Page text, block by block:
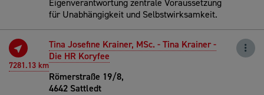
für Unabhängigkeit und Selbstwirksamkeit.
7281.13 km
Tina Josefine Krainer, MSc. - Tina Krainer -
Die HR Koryfee
Römerstraße 19/8,
4642 Sattledt